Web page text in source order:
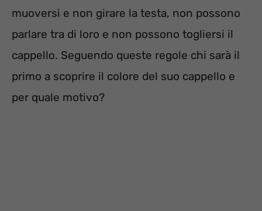
muoversi e non girare la testa, non possono
parlare tra di loro e non possono togliersi il
cappello. Seguendo queste regole chi sarà il
primo a scoprire il colore del suo cappello e
per quale motivo?